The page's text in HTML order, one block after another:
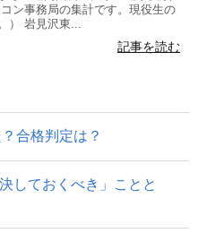
ン事務局の集計です。現役生の
） 岩見沢東...
記事を読む
合格判定は？
しておくべき」ことと